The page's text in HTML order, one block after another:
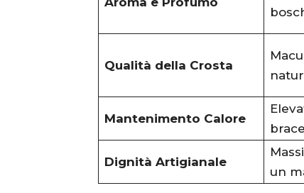
Qualità della Crosta
Mantenimento Calore
brace
Dignità Artigianale
un